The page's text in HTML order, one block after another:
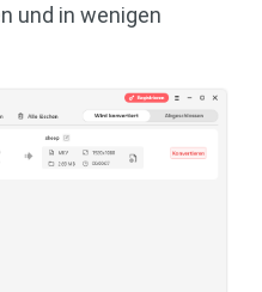
und in wenigen